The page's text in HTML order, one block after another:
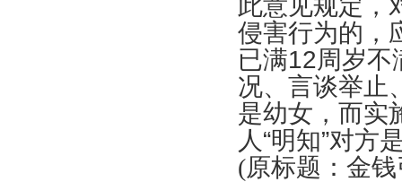
此意见规定，
侵害行为的，
已满12周岁不
况、言谈举止
是幼女，而实
人“明知”对方
(原标题：金